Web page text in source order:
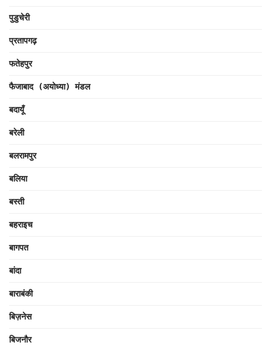
पुडुचेरी
प्रतापगढ़
फतेहपुर
फैजाबाद (अयोध्या) मंडल
बदायूँ
बरेली
बलरामपुर
बलिया
बस्ती
बहराइच
बागपत
बांदा
बाराबंकी
बिज़नेस
बिजनौर